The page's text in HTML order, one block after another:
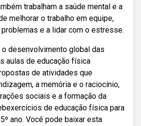
trabalham a saúde mental e a
melhorar o trabalho em equipe,
e a lidar com o estresse.
o desenvolvimento global das
aulas de educação física
de atividades que
a memória e o raciocínio,
sociais e a formação da
de educação física para
ano. Você pode baixar esta